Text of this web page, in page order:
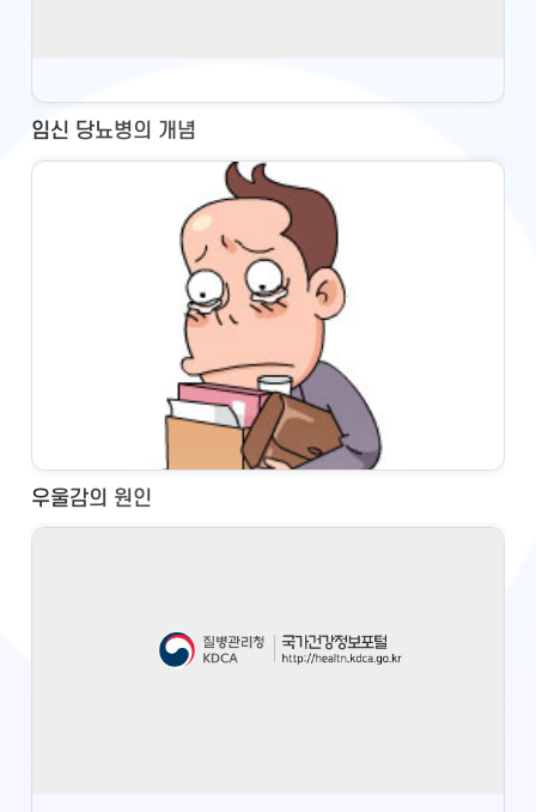
임신 당뇨병의 개념
우울감의 원인